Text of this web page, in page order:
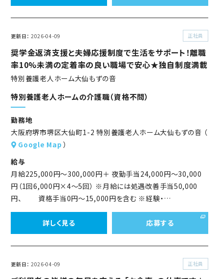
更新日 2026-04-09 正社員
奨学金返済支援と夫婦応援制度で生活をサポート！離職
率10%未満の定着率の良い職場で安心★独自制度満載
特別養護老人ホーム大仙もずの音
特別養護老人ホームの介護職（資格不問）
勤務地
大阪府堺市堺区大仙町1-2 特別養護老人ホーム大仙もずの音 （
Google Map ）
給与
月給225,000円～300,000円＋ 夜勤手当24,000円～30,000
円（1回6,000円×4～5回） ※月給には処遇改善手当50,000
円、 資格手当0円～15,000円を含む ※経験・…
詳しく見る 応募する
更新日 2026-04-09 正社員